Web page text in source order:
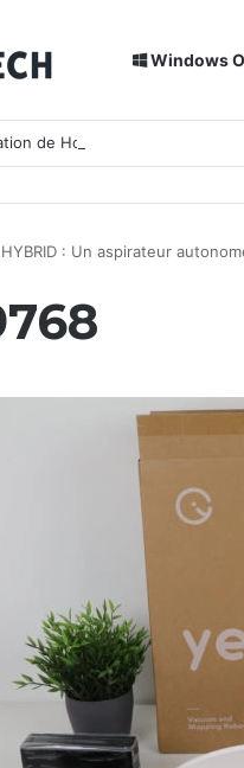
Windows
de Home Assistant sur un
HYBRID : Un aspirateur